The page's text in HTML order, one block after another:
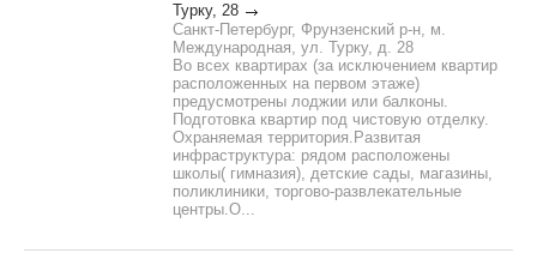
Турку, 28
Санкт-Петербург, Фрунзенский р-н, м.
Международная, ул. Турку, д. 28
Во всех квартирах (за исключением квартир
расположенных на первом этаже)
предусмотрены лоджии или балконы.
Подготовка квартир под чистовую отделку.
Охраняемая территория.Развитая
инфраструктура: рядом расположены
школы( гимназия), детские сады, магазины,
поликлиники, торгово-развлекательные
центры.О...